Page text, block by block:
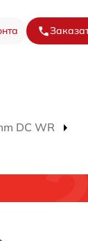
DC WR